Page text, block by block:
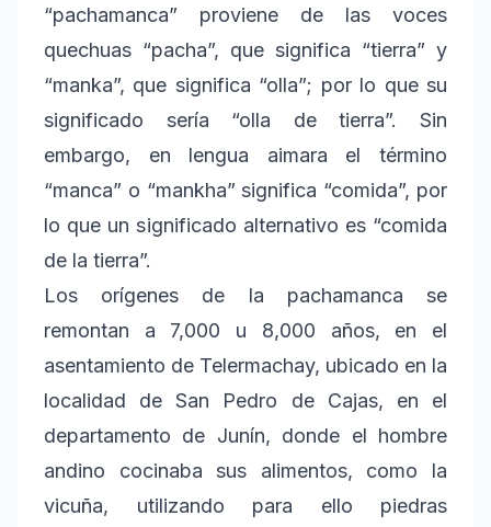
“pachamanca” proviene de las voces
quechuas “pacha”, que significa “tierra” y
“manka”, que significa “olla”; por lo que su
significado sería “olla de tierra”. Sin
embargo, en lengua aimara el término
“manca” o “mankha” significa “comida”, por
lo que un significado alternativo es “comida
de la tierra”.
Los orígenes de la pachamanca se
remontan a 7,000 u 8,000 años, en el
asentamiento de Telermachay, ubicado en la
localidad de San Pedro de Cajas, en el
departamento de Junín, donde el hombre
andino cocinaba sus alimentos, como la
vicuña, utilizando para ello piedras